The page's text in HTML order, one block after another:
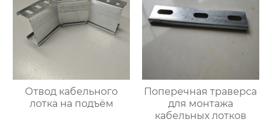
Отвод кабельного
лотка на подъём
Поперечная траверса
для монтажа
кабельных лотков